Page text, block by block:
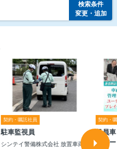
検索条件
変更・追加
契約・嘱託社員
駐車監視員
シンテイ警備株式会社 放置車両
契約・
役員
イバー